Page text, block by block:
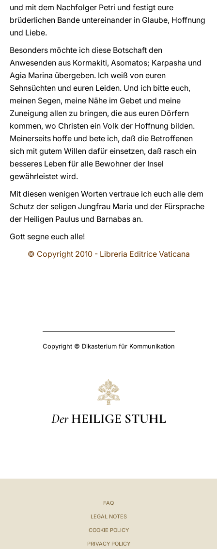
und mit dem Nachfolger Petri und festigt eure
brüderlichen Bande untereinander in Glaube, Hoffnung
und Liebe.
Besonders möchte ich diese Botschaft den
Anwesenden aus Kormakiti, Asomatos; Karpasha und
Agia Marina übergeben. Ich weiß von euren
Sehnsüchten und euren Leiden. Und ich bitte euch,
meinen Segen, meine Nähe im Gebet und meine
Zuneigung allen zu bringen, die aus euren Dörfern
kommen, wo Christen ein Volk der Hoffnung bilden.
Meinerseits hoffe und bete ich, daß die Betroffenen
sich mit gutem Willen dafür einsetzen, daß rasch ein
besseres Leben für alle Bewohner der Insel
gewährleistet wird.
Mit diesen wenigen Worten vertraue ich euch alle dem
Schutz der seligen Jungfrau Maria und der Fürsprache
der Heiligen Paulus und Barnabas an.
Gott segne euch alle!
© Copyright 2010 - Libreria Editrice Vaticana
Copyright © Dikasterium für Kommunikation
Der HEILIGE STUHL
FAQ
LEGAL NOTES
COOKIE POLICY
PRIVACY POLICY